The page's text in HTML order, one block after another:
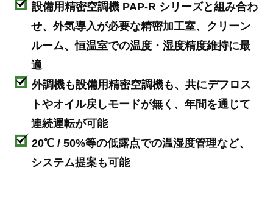
設備用精密空調機 PAP-R シリーズと組み合わ
せ、外気導入が必要な精密加工室、クリーン
ルーム、恒温室での温度・湿度精度維持に最
適
外調機も設備用精密空調機も、共にデフロス
トやオイル戻しモードが無く、年間を通じて
連続運転が可能
20℃ / 50%等の低露点での温湿度管理など、
システム提案も可能